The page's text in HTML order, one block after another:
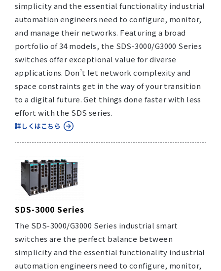
simplicity and the essential functionality industrial
automation engineers need to configure, monitor,
and manage their networks. Featuring a broad
portfolio of 34 models, the SDS-3000/G3000 Series
switches offer exceptional value for diverse
applications. Don’t let network complexity and
space constraints get in the way of your transition
to a digital future. Get things done faster with less
effort with the SDS series.
詳しくはこちら
SDS-3000 Series
The SDS-3000/G3000 Series industrial smart
switches are the perfect balance between
simplicity and the essential functionality industrial
automation engineers need to configure, monitor,